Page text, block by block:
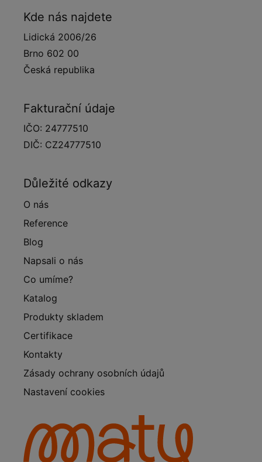
Kde nás najdete
Lidická 2006/26
Brno 602 00
Česká republika
Fakturační údaje
IČO: 24777510
DIČ: CZ24777510
Důležité odkazy
O nás
Reference
Blog
Napsali o nás
Co umíme?
Katalog
Produkty skladem
Certifikace
Kontakty
Zásady ochrany osobních údajů
Nastavení cookies